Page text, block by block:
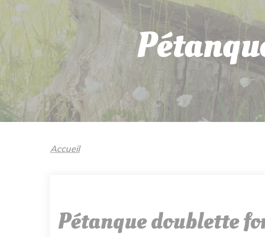
Accueil
Pétanque doublette